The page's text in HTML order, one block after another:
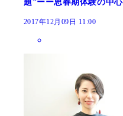
題”ーー思春期体験の中
2017年12月09日 11:00